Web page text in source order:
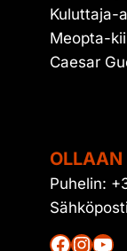
Kuluttaja-
Meopta-
Caesar
Puhelin: